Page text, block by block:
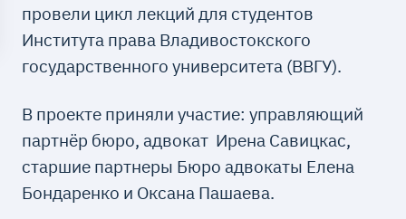
провели цикл лекций для студентов
Института права Владивостокского
государственного университета (ВВГУ).
В проекте приняли участие: управляющий
партнёр бюро, адвокат Ирена Савицкас,
старшие партнеры Бюро адвокаты Елена
Бондаренко и Оксана Пашаева.